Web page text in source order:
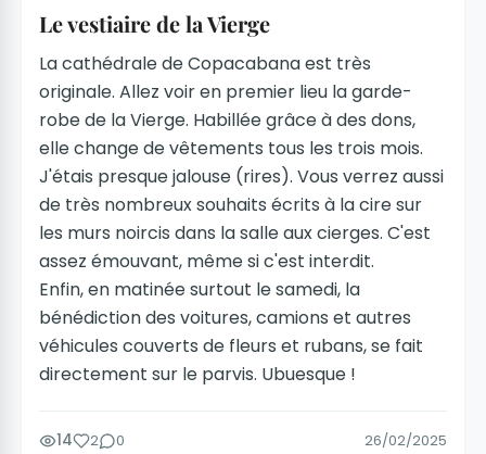
Le vestiaire de la Vierge
La cathédrale de Copacabana est très
originale. Allez voir en premier lieu la garde-
robe de la Vierge. Habillée grâce à des dons,
elle change de vêtements tous les trois mois.
J'étais presque jalouse (rires). Vous verrez aussi
de très nombreux souhaits écrits à la cire sur
les murs noircis dans la salle aux cierges. C'est
assez émouvant, même si c'est interdit.
Enfin, en matinée surtout le samedi, la
bénédiction des voitures, camions et autres
véhicules couverts de fleurs et rubans, se fait
directement sur le parvis. Ubuesque !
14 2 0 26/02/2025